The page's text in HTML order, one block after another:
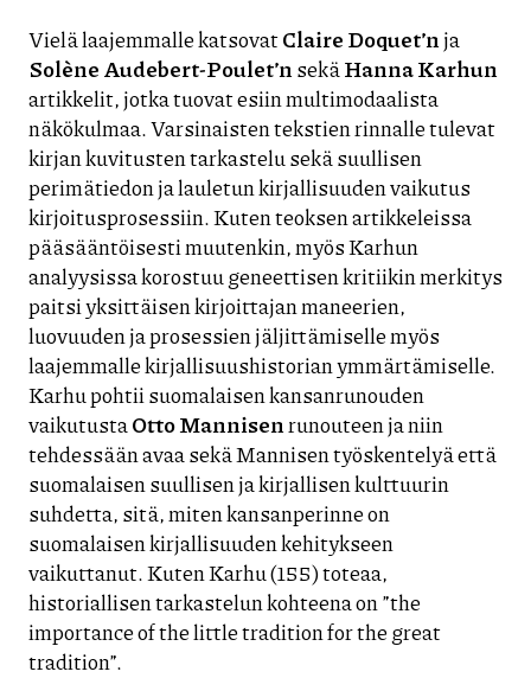
Vielä laajemmalle katsovatClaire Doquet’nja
Solène Audebert-Poulet’nsekäHanna Karhun
artikkelit, jotka tuovat esiin multimodaalista
näkökulmaa. Varsinaisten tekstien rinnalle tulevat
kirjan kuvitusten tarkastelu sekä suullisen
perimätiedon ja lauletun kirjallisuuden vaikutus
kirjoitusprosessiin. Kuten teoksen artikkeleissa
pääsääntöisesti muutenkin, myös Karhun
analyysissa korostuu geneettisen kritiikin merkitys
paitsi yksittäisen kirjoittajan maneerien,
luovuuden ja prosessien jäljittämiselle myös
laajemmalle kirjallisuushistorian ymmärtämiselle.
Karhu pohtii suomalaisen kansanrunouden
vaikutustaOtto Mannisenrunouteen ja niin
tehdessään avaa sekä Mannisen työskentelyä että
suomalaisen suullisen ja kirjallisen kulttuurin
suhdetta, sitä, miten kansanperinne on
suomalaisen kirjallisuuden kehitykseen
vaikuttanut. Kuten Karhu (155) toteaa,
historiallisen tarkastelun kohteena on ”the
importance of the little tradition for the great
tradition”.